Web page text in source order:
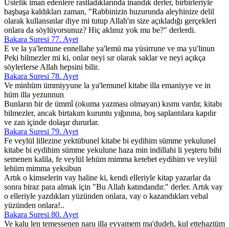
Üstelik iman edenlere rastladıklarında inandık derler, birbirleriyle
başbaşa kaldıkları zaman, "Rabbinizin huzurunda aleyhinize delil
olarak kullansınlar diye mi tutup Allah'ın size açıkladığı gerçekleri
onlara da söylüyorsunuz? Hiç aklınız yok mu be?" derlerdi.
Bakara Suresi 77. Ayet
E ve la ya'lemune ennellahe ya'lemü ma yüsirrune ve ma yu'linun
Peki bilmezler mi ki, onlar neyi sır olarak saklar ve neyi açıkça
söylerlerse Allah hepsini bilir.
Bakara Suresi 78. Ayet
Ve minhüm ümmiyyune la ya'lemunel kitabe illa emaniyye ve in
hüm illa yezunnun
Bunların bir de ümmî (okuma yazması olmayan) kısmı vardır, kitabı
bilmezler, ancak birtakım kuruntu yığınına, boş saplantılara kapılır
ve zan içinde dolaşır dururlar.
Bakara Suresi 79. Ayet
Fe veylül lillezine yektübunel kitabe bi eydihim sümme yekulunel
kitabe bi eydihim sümme yekulune haza min indillahi li yeşteru bihi
semenen kalila, fe veylül lehüm mimma ketebet eydihim ve veylül
lehüm mimma yeksibun
Artık o kimselerin vay haline ki, kendi elleriyle kitap yazarlar da
sonra biraz para almak için "Bu Allah katındandır." derler. Artık vay
o elleriyle yazdıkları yüzünden onlara, vay o kazandıkları vebal
yüzünden onlara!..
Bakara Suresi 80. Ayet
Ve kalu len temessenen naru illa eyyamem ma'dudeh, kul ettehaztüm